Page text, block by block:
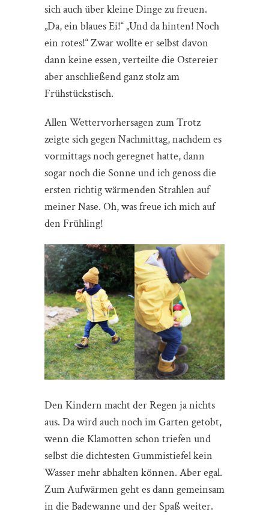
sich auch über kleine Dinge zu freuen.
„Da, ein blaues Ei!“ „Und da hinten! Noch
ein rotes!“ Zwar wollte er selbst davon
dann keine essen, verteilte die Ostereier
aber anschließend ganz stolz am
Frühstückstisch.
Allen Wettervorhersagen zum Trotz
zeigte sich gegen Nachmittag, nachdem es
vormittags noch geregnet hatte, dann
sogar noch die Sonne und ich genoss die
ersten richtig wärmenden Strahlen auf
meiner Nase. Oh, was freue ich mich auf
den Frühling!
Den Kindern macht der Regen ja nichts
aus. Da wird auch noch im Garten getobt,
wenn die Klamotten schon triefen und
selbst die dichtesten Gummistiefel kein
Wasser mehr abhalten können. Aber egal.
Zum Aufwärmen geht es dann gemeinsam
in die Badewanne und der Spaß weiter.